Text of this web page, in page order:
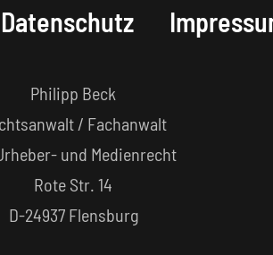
Datenschutz
Philipp Beck
/ Fachanwalt
und Medienrecht
Rote Str. 14
D-24937 Flensburg